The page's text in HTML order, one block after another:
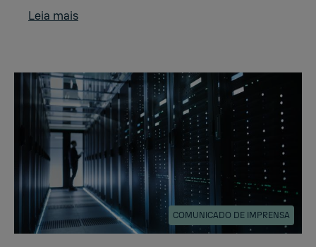
Leia mais
COMUNICADO DE IMPRENSA